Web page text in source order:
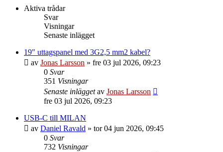
Aktiva trådar
Svar
Visningar
Senaste inlägget
19" uttagspanel med 3G2,5 mm2 kabel?
av Jonas Larsson » fre 03 jul 2026, 09:23
0 Svar
351 Visningar
Senaste inläggetav Jonas Larsson
fre 03 jul 2026, 09:23
USB-C till MILAN
av Daniel Ravald » tor 04 jun 2026, 09:45
0 Svar
732 Visningar